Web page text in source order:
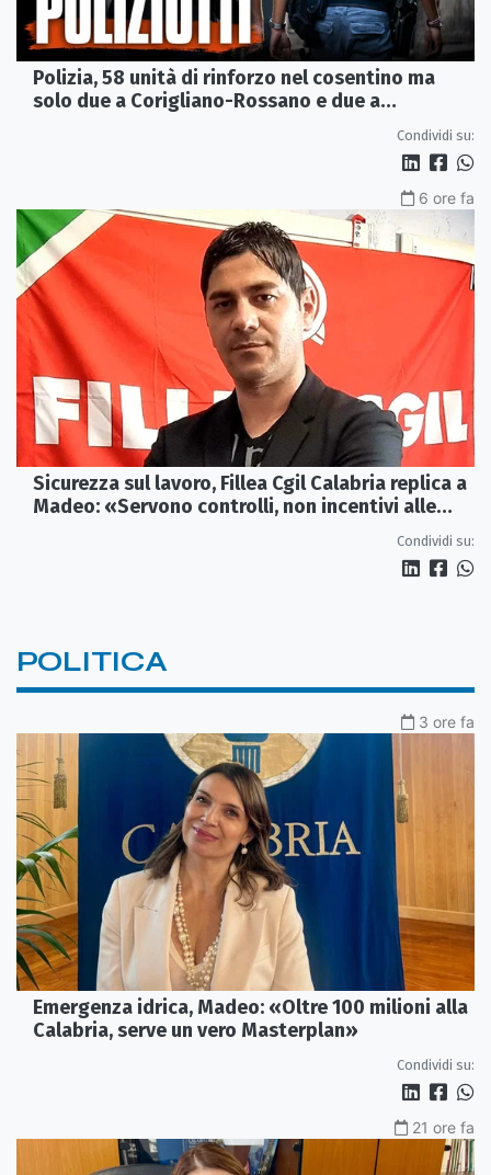
Polizia, 58 unità di rinforzo nel cosentino ma
solo due a Corigliano-Rossano e due a
Condividi su:
6 ore fa
Sicurezza sul lavoro, Fillea Cgil Calabria replica a
Madeo: «Servono controlli, non incentivi alle
Condividi su:
POLITICA
3 ore fa
Emergenza idrica, Madeo: «Oltre 100 milioni alla
Calabria, serve un vero Masterplan»
Condividi su:
21 ore fa